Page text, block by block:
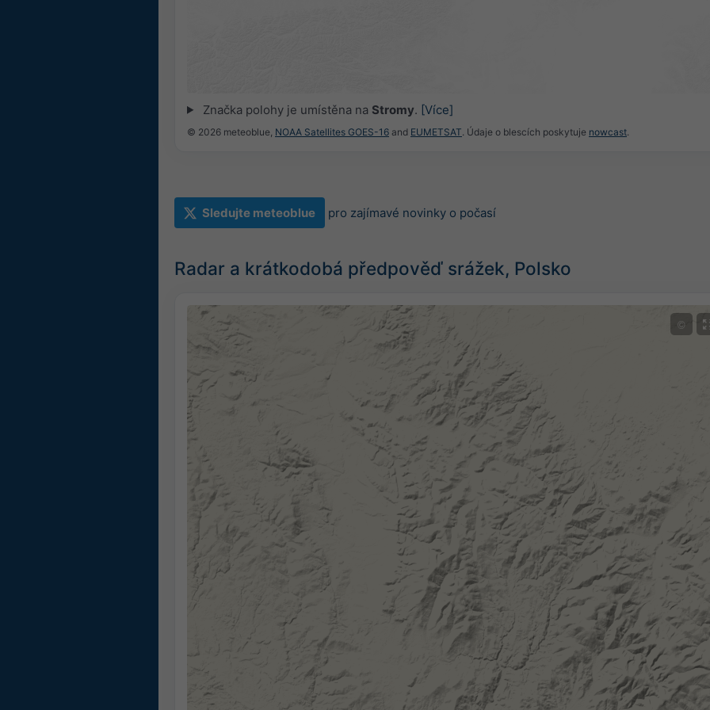
Značka polohy je umístěna na Stromy. [Více]
© 2026 meteoblue, NOAA Satellites GOES-16 and EUMETSAT. Údaje o blescích poskytuje nowcast.
Sledujte meteoblue pro zajímavé novinky o počasí
Radar a krátkodobá předpověď srážek, Polsko
©